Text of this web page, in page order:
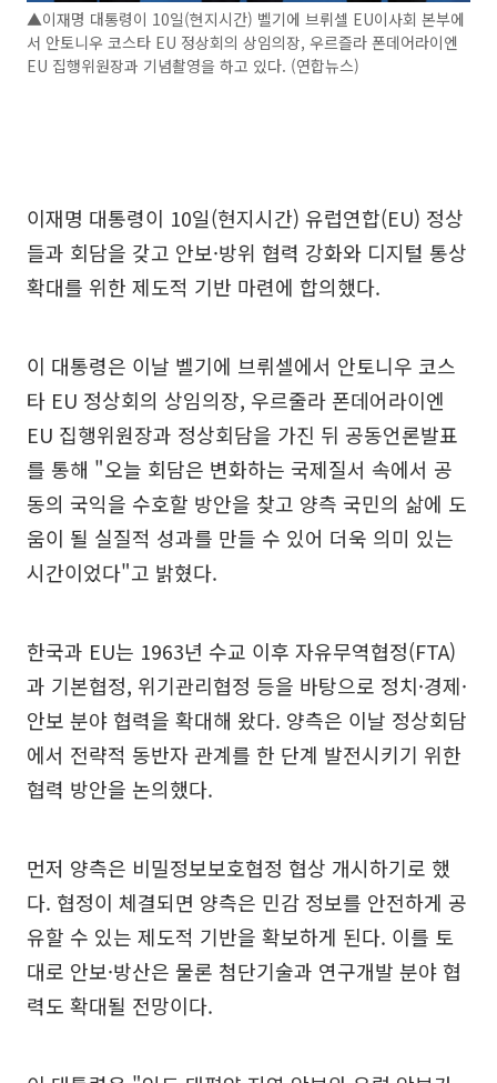
▲이재명 대통령이 10일(현지시간) 벨기에 브뤼셀 EU이사회 본부에
서 안토니우 코스타 EU 정상회의 상임의장, 우르즐라 폰데어라이엔
EU 집행위원장과 기념촬영을 하고 있다. (연합뉴스)
이재명 대통령이 10일(현지시간) 유럽연합(EU) 정상
들과 회담을 갖고 안보·방위 협력 강화와 디지털 통상
확대를 위한 제도적 기반 마련에 합의했다.
이 대통령은 이날 벨기에 브뤼셀에서 안토니우 코스
타 EU 정상회의 상임의장, 우르줄라 폰데어라이엔
EU 집행위원장과 정상회담을 가진 뒤 공동언론발표
를 통해 "오늘 회담은 변화하는 국제질서 속에서 공
동의 국익을 수호할 방안을 찾고 양측 국민의 삶에 도
움이 될 실질적 성과를 만들 수 있어 더욱 의미 있는
시간이었다"고 밝혔다.
한국과 EU는 1963년 수교 이후 자유무역협정(FTA)
과 기본협정, 위기관리협정 등을 바탕으로 정치·경제·
안보 분야 협력을 확대해 왔다. 양측은 이날 정상회담
에서 전략적 동반자 관계를 한 단계 발전시키기 위한
협력 방안을 논의했다.
먼저 양측은 비밀정보보호협정 협상 개시하기로 했
다. 협정이 체결되면 양측은 민감 정보를 안전하게 공
유할 수 있는 제도적 기반을 확보하게 된다. 이를 토
대로 안보·방산은 물론 첨단기술과 연구개발 분야 협
력도 확대될 전망이다.